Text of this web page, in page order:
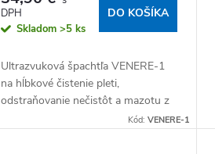
Skladom >5 ks
DO KOŠÍKA
Ultrazvuková špachtľa VENERE-1
na hĺbkové čistenie pleti,
odstraňovanie nečistôt a mazotu z
pórov a stimuláciu pokožky. Vhodná
Kód:VENERE-1